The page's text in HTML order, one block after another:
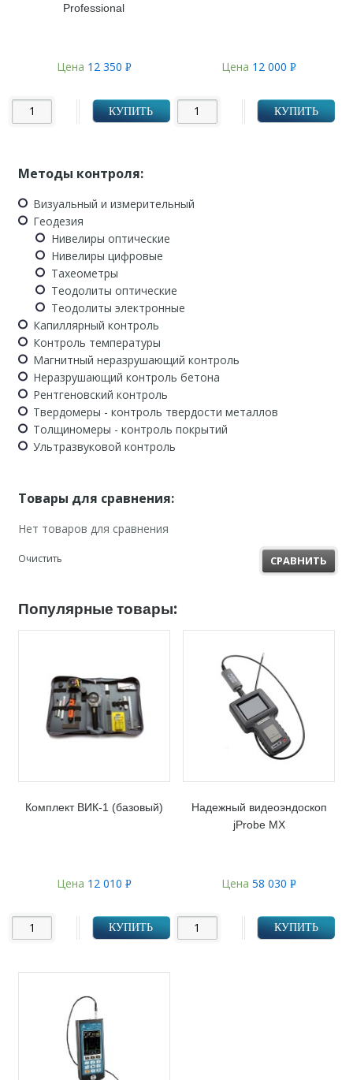
Professional
Цена 12 350 Р
КУПИТЬ
Цена 12 000Р
КУПИТЬ
Методы контроля:
Визуальный и измерительный
Геодезия
Нивелиры оптические
Нивелиры цифровые
Тахеометры
Теодолиты оптические
Теодолиты электронные
Капиллярный контроль
Контроль температуры
Магнитный неразрушающий контроль
Неразрушающий контроль бетона
Рентгеновский контроль
Твердомеры - контроль твердости металлов
Толщиномеры - контроль покрытий
Ультразвуковой контроль
Товары для сравнения:
Нет товаров для сравнения
Очистить СРАВНИТЬ
Популярные товары:
Комплект ВИК-1 (базовый)
Цена 12 010 Р
КУПИТЬ
Надежный видеоэндоскоп
jProbe MX
Цена58 030Р
КУПИТЬ